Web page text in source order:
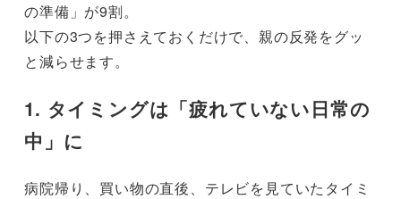
の準備」が9割。
以下の3つを押さえておくだけで、親の反発をグッ
と減らせます。
1. タイミングは「疲れていない日常の
中」に
病院帰り、買い物の直後、テレビを見ていたタイミ